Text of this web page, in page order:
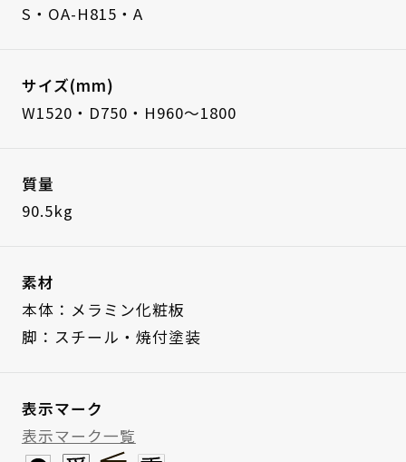
S・OA-H815・A
サイズ(mm)
W1520・D750・H960～1800
質量
90.5kg
素材
本体：メラミン化粧板
脚：スチール・焼付塗装
表示マーク
表示マーク一覧